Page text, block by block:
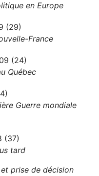
en Europe
(29)
France
(24)
Québec
Guerre mondiale
(37)
tard
prise de décision